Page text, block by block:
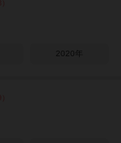
2020年